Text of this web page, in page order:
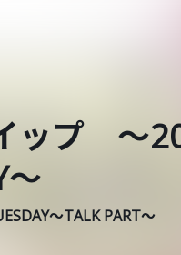
ップ ～
～
～TALK PART～